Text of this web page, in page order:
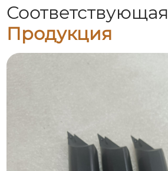
Соответствующая
Продукция